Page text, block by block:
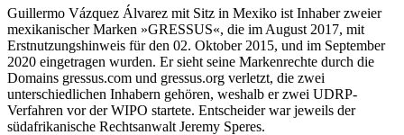
Guillermo Vázquez Álvarez mit Sitz in Mexiko ist Inhaber zweier
mexikanischer Marken »GRESSUS«, die im August 2017, mit
Erstnutzungshinweis für den 02. Oktober 2015, und im September
2020 eingetragen wurden. Er sieht seine Markenrechte durch die
Domains gressus.com und gressus.org verletzt, die zwei
unterschiedlichen Inhabern gehören, weshalb er zwei UDRP-
Verfahren vor der WIPO startete. Entscheider war jeweils der
südafrikanische Rechtsanwalt Jeremy Speres.